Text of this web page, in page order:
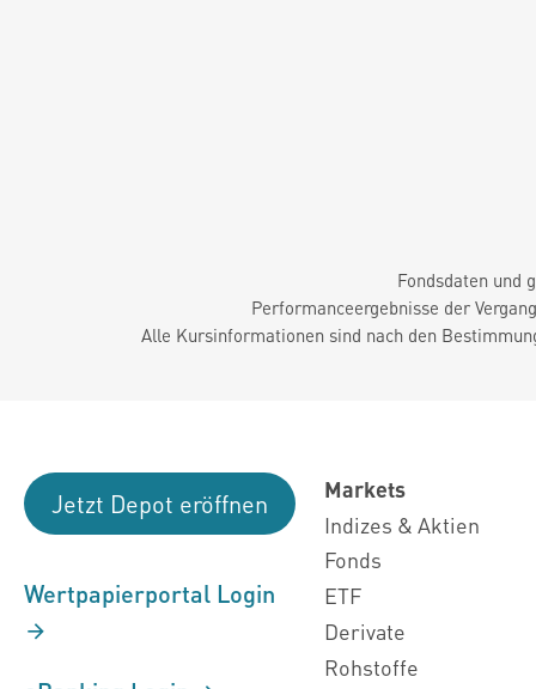
Fondsdaten und
Performanceergebnisse der
Alle Kursinformationen sind nach den
Jetzt Depot eröffnen
Wertpapierportal Login
Markets
Indizes & Aktien
Fonds
ETF
Derivate
Rohstoffe